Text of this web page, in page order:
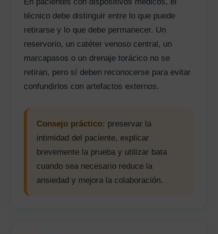
técnico debe distinguir entre lo que puede
retirarse y lo que debe permanecer. Un
reservorio, un catéter venoso central, un
marcapasos o un drenaje torácico no se
retiran, pero sí deben reconocerse para evitar
confundirlos con artefactos externos.
Consejo práctico: preservar la
intimidad del paciente, explicar
brevemente la prueba y utilizar bata
cuando sea necesario reduce la
ansiedad y mejora la colaboración.